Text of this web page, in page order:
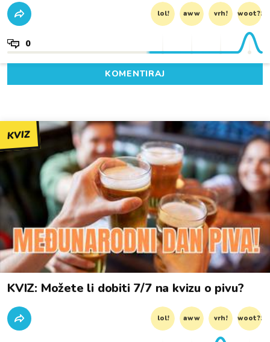
lol! aww vrh! woot?!
0
KOMENTIRAJ
KVIZ
KVIZ: Možete li dobiti 7/7 na kvizu o pivu?
lol! aww vrh! woot?!